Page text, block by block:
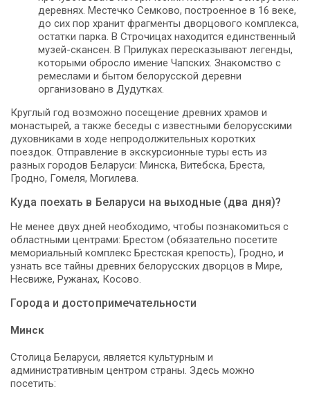
деревнях. Местечко Семково, построенное в 16 веке,
до сих пор хранит фрагменты дворцового комплекса,
остатки парка. В Строчицах находится единственный
музей-скансен. В Прилуках пересказывают легенды,
которыми обросло имение Чапских. Знакомство с
ремеслами и бытом белорусской деревни
организовано в Дудутках.
Круглый год возможно посещение древних храмов и
монастырей, а также беседы с известными белорусскими
духовниками в ходе непродолжительных коротких
поездок. Отправление в экскурсионные туры есть из
разных городов Беларуси: Минска, Витебска, Бреста,
Гродно, Гомеля, Могилева.
Куда поехать в Беларуси на выходные (два дня)?
Не менее двух дней необходимо, чтобы познакомиться с
областными центрами: Брестом (обязательно посетите
мемориальный комплекс Брестская крепость), Гродно, и
узнать все тайны древних белорусских дворцов в Мире,
Несвиже, Ружанах, Косово.
Города и достопримечательности
Минск
Столица Беларуси, является культурным и
административным центром страны. Здесь можно
посетить: